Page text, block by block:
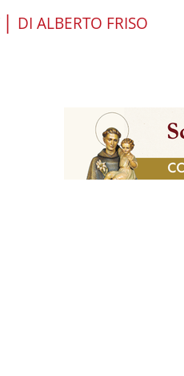
| DI ALBERTO FRISO